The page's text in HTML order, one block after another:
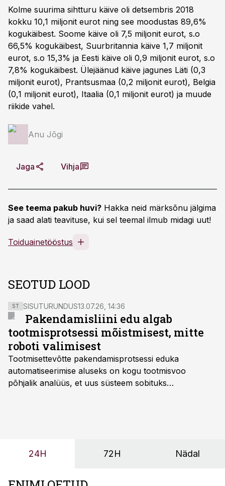
Kolme suurima sihtturu käive oli detsembris 2018
kokku 10,1 miljonit eurot ning see moodustas 89,6%
kogukäibest. Soome käive oli 7,5 miljonit eurot, s.o
66,5% kogukäibest, Suurbritannia käive 1,7 miljonit
eurot, s.o 15,3% ja Eesti käive oli 0,9 miljonit eurot, s.o
7,8% kogukäibest. Ülejäänud käive jagunes Läti (0,3
miljonit eurot), Prantsusmaa (0,2 miljonit eurot), Belgia
(0,1 miljonit eurot), Itaalia (0,1 miljonit eurot) ja muude
riikide vahel.
Anu Jõgi
Jaga Vihja
See teema pakub huvi? Hakka neid märksõnu jälgima
ja saad alati teavituse, kui sel teemal ilmub midagi uut!
Toiduainetööstus
SEOTUD LOOD
ST SISUTURUNDUS13.07.26, 14:36
Pakendamisliini edu algab
tootmisprotsessi mõistmisest, mitte
roboti valimisest
Tootmisettevõtte pakendamisprotsessi eduka
automatiseerimise aluseks on kogu tootmisvoo
põhjalik analüüs, et uus süsteem sobituks
OÜ tegevjuht Sander Mitendorf.
24H 72H Nädal